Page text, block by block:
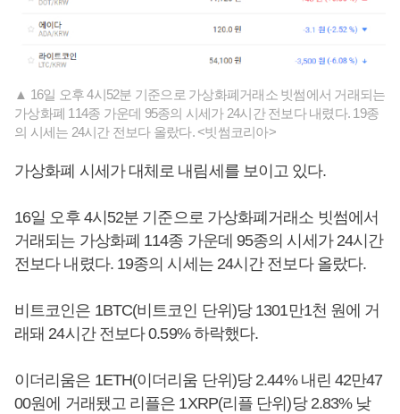
▲ 16일 오후 4시52분 기준으로 가상화폐거래소 빗썸에서 거래되는
가상화폐 114종 가운데 95종의 시세가 24시간 전보다 내렸다. 19종
의 시세는 24시간 전보다 올랐다. <빗썸코리아>
가상화폐 시세가 대체로 내림세를 보이고 있다.
16일 오후 4시52분 기준으로 가상화폐거래소 빗썸에서
거래되는 가상화폐 114종 가운데 95종의 시세가 24시간
전보다 내렸다. 19종의 시세는 24시간 전보다 올랐다.
비트코인은 1BTC(비트코인 단위)당 1301만1천 원에 거
래돼 24시간 전보다 0.59% 하락했다.
이더리움은 1ETH(이더리움 단위)당 2.44% 내린 42만47
00원에 거래됐고 리플은 1XRP(리플 단위)당 2.83% 낮